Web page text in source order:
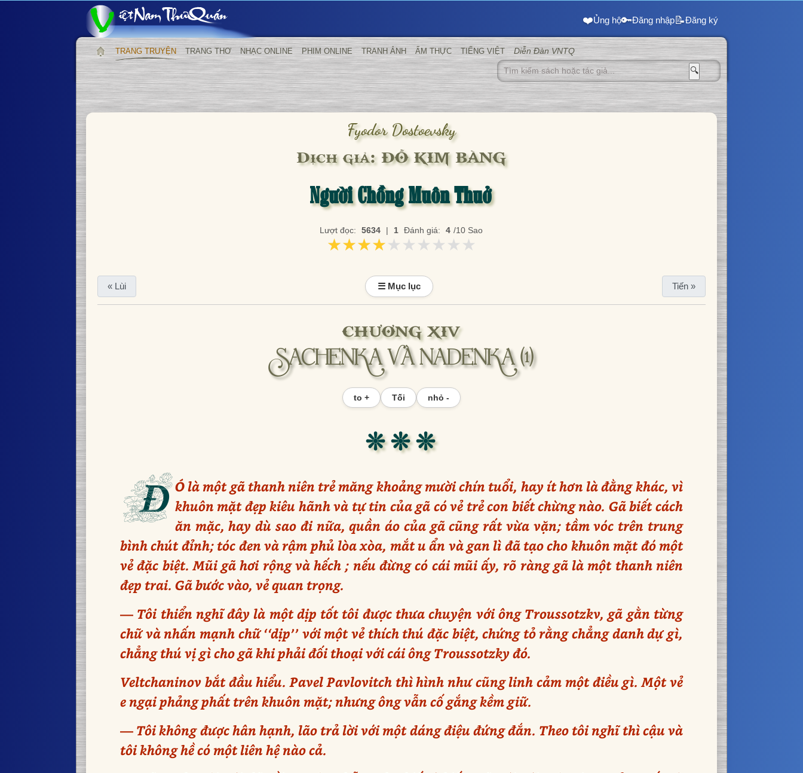
❤️Ủng hộ🔑Đăng nhập📝Đăng ký
TRANG TRUYỆN TRANG THƠ NHẠC ONLINE PHIM ONLINE TRANH ẢNH ẨM THỰC TIẾNG VIỆT Diễn Đàn VNTQ
🔍
Fyodor Dostoevsky
Dịch giả: ĐỖ KIM BÀNG
Người Chồng Muôn Thuở
Lượt đọc: 5634 | 1 Đánh giá: 4 /10 Sao
★★★★★★★★★★
★★★★★★★★★★
« Lùi ☰ Mục lục Tiến »
CHƯƠNG XIV
SACHENKA VÀ NADENKA (1)
to + Tối nhỏ -
❊ ❊ ❊
Đ Ó là một gã thanh niên trẻ măng khoảng mười chín tuổi, hay ít hơn là đằng khác, vì
khuôn mặt đẹp kiêu hãnh và tự tin của gã có vẻ trẻ con biết chừng nào. Gã biết cách
ăn mặc, hay dù sao đi nữa, quần áo của gã cũng rất vừa vặn; tầm vóc trên trung
bình chút đỉnh; tóc đen và rậm phủ lòa xòa, mắt u ẩn và gan lì đã tạo cho khuôn mặt đó một
vẻ đặc biệt. Mũi gã hơi rộng và hếch ; nếu đừng có cái mũi ấy, rõ ràng gã là một thanh niên
đẹp trai. Gã bước vào, vẻ quan trọng.
— Tôi thiển nghĩ đây là một dịp tốt tôi được thưa chuyện với ông Troussotzkv, gã gằn từng
chữ và nhấn mạnh chữ ‘‘dịp’’ với một vẻ thích thú đặc biệt, chứng tỏ rằng chẳng danh dự gì,
chẳng thú vị gì cho gã khi phải đối thoại với cái ông Troussotzky đó.
Veltchaninov bắt đầu hiểu. Pavel Pavlovitch thì hình như cũng linh cảm một điều gì. Một vẻ
e ngại phảng phất trên khuôn mặt; nhưng ông vẫn cố gắng kềm giữ.
— Tôi không được hân hạnh, lão trả lời với một dáng điệu đứng đắn. Theo tôi nghĩ thì cậu và
tôi không hề có một liên hệ nào cả.